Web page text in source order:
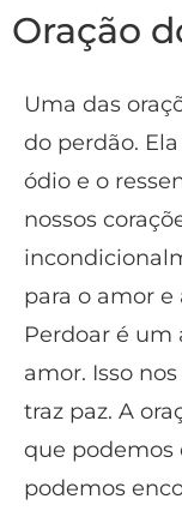
Oração
Uma das
do perdão.
ódio e o
nossos
para o amor e
Perdoar é um
amor. Isso
traz paz. A
que podemos
podemos